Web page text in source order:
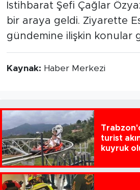
İstihbarat Şefi Çağlar
bir araya geldi. Ziyarette
gündemine ilişkin konular
Kaynak: Haber Merkezi
turist
kuyruk